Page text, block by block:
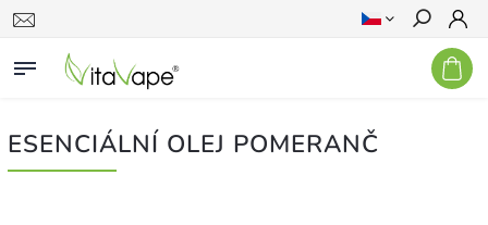
Hledat
ESENCIÁLNÍ OLEJ POMERANČ